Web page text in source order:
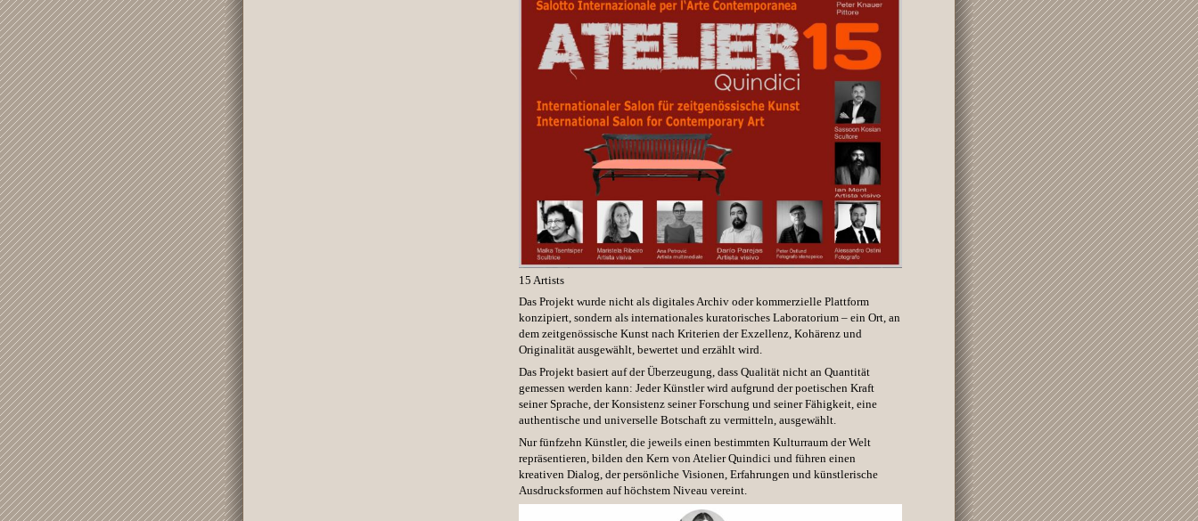
15 Artists
Das Projekt wurde nicht als digitales Archiv oder kommerzielle Plattform
konzipiert, sondern als internationales kuratorisches Laboratorium – ein Ort, an
dem zeitgenössische Kunst nach Kriterien der Exzellenz, Kohärenz und
Originalität ausgewählt, bewertet und erzählt wird.
Das Projekt basiert auf der Überzeugung, dass Qualität nicht an Quantität
gemessen werden kann: Jeder Künstler wird aufgrund der poetischen Kraft
seiner Sprache, der Konsistenz seiner Forschung und seiner Fähigkeit, eine
authentische und universelle Botschaft zu vermitteln, ausgewählt.
Nur fünfzehn Künstler, die jeweils einen bestimmten Kulturraum der Welt
repräsentieren, bilden den Kern von Atelier Quindici und führen einen
kreativen Dialog, der persönliche Visionen, Erfahrungen und künstlerische
Ausdrucksformen auf höchstem Niveau vereint.